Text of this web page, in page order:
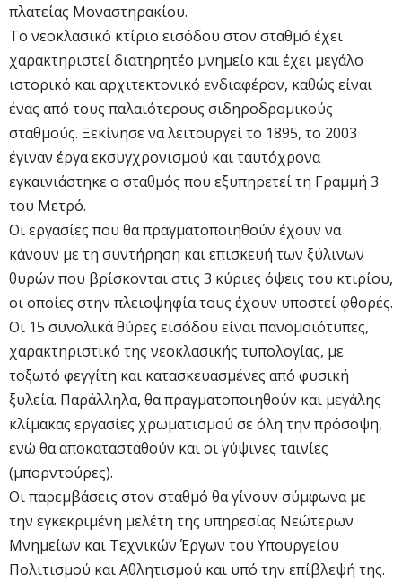
πλατείας Μοναστηρακίου.
Το νεοκλασικό κτίριο εισόδου στον σταθμό έχει
χαρακτηριστεί διατηρητέο μνημείο και έχει μεγάλο
ιστορικό και αρχιτεκτονικό ενδιαφέρον, καθώς είναι
ένας από τους παλαιότερους σιδηροδρομικούς
σταθμούς. Ξεκίνησε να λειτουργεί το 1895, το 2003
έγιναν έργα εκσυγχρονισμού και ταυτόχρονα
εγκαινιάστηκε ο σταθμός που εξυπηρετεί τη Γραμμή 3
του Μετρό.
Οι εργασίες που θα πραγματοποιηθούν έχουν να
κάνουν με τη συντήρηση και επισκευή των ξύλινων
θυρών που βρίσκονται στις 3 κύριες όψεις του κτιρίου,
οι οποίες στην πλειοψηφία τους έχουν υποστεί φθορές.
Οι 15 συνολικά θύρες εισόδου είναι πανομοιότυπες,
χαρακτηριστικό της νεοκλασικής τυπολογίας, με
τοξωτό φεγγίτη και κατασκευασμένες από φυσική
ξυλεία. Παράλληλα, θα πραγματοποιηθούν και μεγάλης
κλίμακας εργασίες χρωματισμού σε όλη την πρόσοψη,
ενώ θα αποκατασταθούν και οι γύψινες ταινίες
(μπορντούρες).
Οι παρεμβάσεις στον σταθμό θα γίνουν σύμφωνα με
την εγκεκριμένη μελέτη της υπηρεσίας Νεώτερων
Μνημείων και Τεχνικών Έργων του Υπουργείου
Πολιτισμού και Αθλητισμού και υπό την επίβλεψή της.